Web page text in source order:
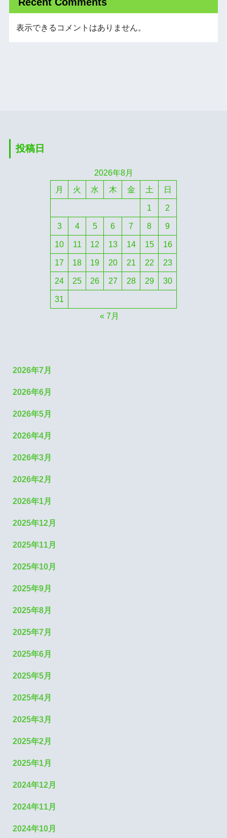
表示できるコメントはありません。
投稿日
2026年8月
月
火 水 木 金 土 日
1 2
3 4 5 6 7 8 9
10 11 12 13 14 15 16
17 18 19 20 21 22 23
24 25 26 27 28 29 30
31
« 7月
2026年7月
2026年6月
2026年5月
2026年4月
2026年3月
2026年2月
2026年1月
2025年12月
2025年11月
2025年10月
2025年9月
2025年8月
2025年7月
2025年6月
2025年5月
2025年4月
2025年3月
2025年2月
2025年1月
2024年12月
2024年11月
2024年10月